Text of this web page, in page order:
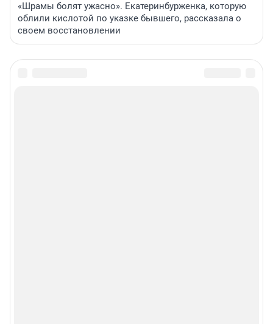
«Шрамы болят ужасно». Екатеринбурженка, которую
облили кислотой по указке бывшего, рассказала о
своем восстановлении